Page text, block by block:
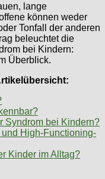
lange
können weder
Tonfall der anderen
beleuchtet die
bei Kindern:
Überblick.
Syndrom bei Kindern?
High-Functioning-
Kinder im Alltag?